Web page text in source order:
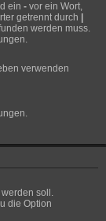
ein - vor ein Wort,
getrennt durch
werden muss.
verwenden
soll.
die Option